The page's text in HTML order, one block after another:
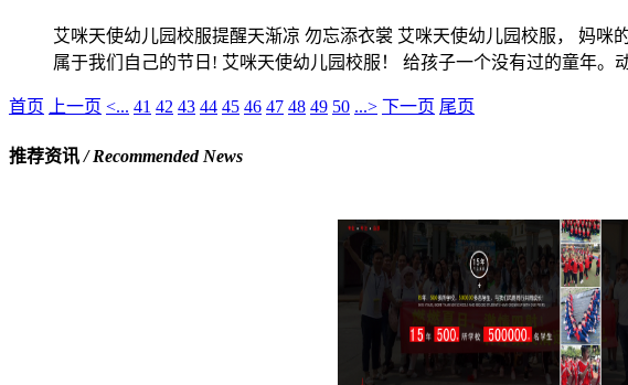
艾咪天使幼儿园校服提醒天渐凉 勿忘添衣裳 艾咪天使幼儿园校服， 妈
属于我们自己的节日! 艾咪天使幼儿园校服！ 给孩子一个没有过的童年
首页 上一页 <... 41 42 43 44 45 46 47 48 49 50 ...> 下一页 尾页
推荐资讯/ Recommended News